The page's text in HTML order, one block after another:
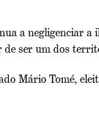
a negligenciar
de ser um dos
Mário Tomé,